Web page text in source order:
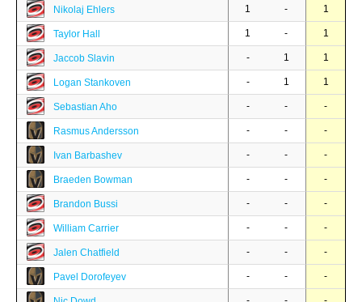
Nikolaj Ehlers 1 - 1
Taylor Hall 1 - 1
Jaccob Slavin - 1 1
Logan Stankoven - 1 1
Sebastian Aho - - -
Rasmus Andersson - - -
Ivan Barbashev - - -
Braeden Bowman - - -
Brandon Bussi - - -
William Carrier - - -
Jalen Chatfield - - -
Pavel Dorofeyev - - -